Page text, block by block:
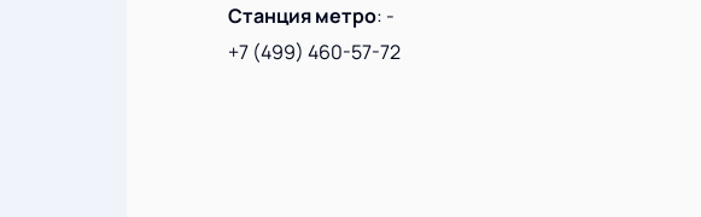
Станция метро: -
+7 (499) 460-57-72